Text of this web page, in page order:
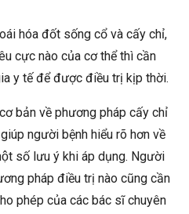
hóa đốt sống cổ và cấy chỉ,
cực nào của cơ thể thì cần
y tế để được điều trị kịp thời.
bản về phương pháp cấy chỉ
người bệnh hiểu rõ hơn về
số lưu ý khi áp dụng. Người
pháp điều trị nào cũng cần
phép ​​của các bác sĩ chuyên